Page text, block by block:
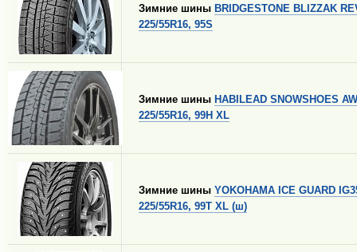
Зимние шины BRIDGESTONE BLIZZAK
225/55R16, 95S
Зимние шины HABILEAD SNOWSHOES
225/55R16, 99H XL
Зимние шины YOKOHAMA ICE GUARD
225/55R16, 99T XL (ш)